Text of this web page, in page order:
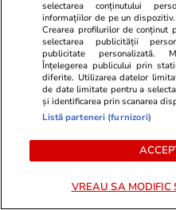
franceză – cum
care sunt avantajele
Lifestyle
Combinaţii răcoritoare
pentru vară
selectarea conținutului
informațiilor de pe un
Crearea profilurilor de conținut
selectarea publicității
publicitate personalizată.
Înțelegerea publicului prin
diferite. Utilizarea datelor
de date limitate pentru a
și identificarea prin scanarea
Listă parteneri (furnizori)
VREAU SA MODIFIC